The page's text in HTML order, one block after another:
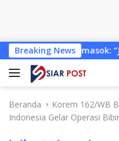
Langsung
ke
konten
Breaking News“Jangan Tunggu
Beranda
Korem 162/WB
Indonesia Gelar Operasi